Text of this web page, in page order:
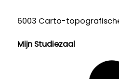
6003 Carto-
Mijn Studiezaal